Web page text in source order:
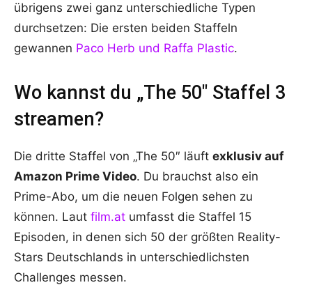
übrigens zwei ganz unterschiedliche Typen
durchsetzen: Die ersten beiden Staffeln
gewannen Paco Herb und Raffa Plastic.
Wo kannst du „The 50″ Staffel 3
streamen?
Die dritte Staffel von „The 50″ läuft exklusiv auf
Amazon Prime Video. Du brauchst also ein
Prime-Abo, um die neuen Folgen sehen zu
können. Laut film.at umfasst die Staffel 15
Episoden, in denen sich 50 der größten Reality-
Stars Deutschlands in unterschiedlichsten
Challenges messen.